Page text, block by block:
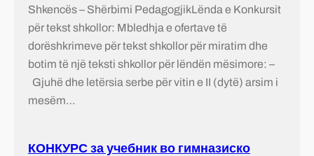
Shkencës – Shërbimi PedagogjikLënda e Konkursit
për tekst shkollor: Mbledhja e ofertave të
dorëshkrimeve për tekst shkollor për miratim dhe
botim të një teksti shkollor për lëndën mësimore: –
Gjuhë dhe letërsia serbe për vitin e II (dytë) arsim i
mesëm…
КОНКУРС за учебник во гимназиско